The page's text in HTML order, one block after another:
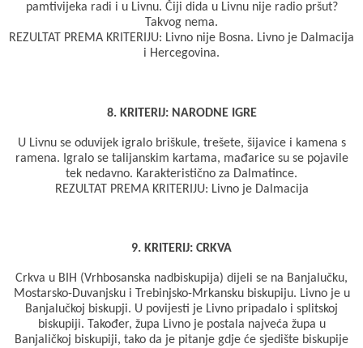
pamtivijeka radi i u Livnu. Čiji dida u Livnu nije radio pršut?
Takvog nema.
REZULTAT PREMA KRITERIJU: Livno nije Bosna. Livno je Dalmacija
i Hercegovina.
8. KRITERIJ: NARODNE IGRE
U Livnu se oduvijek igralo briškule, trešete, šijavice i kamena s
ramena. Igralo se talijanskim kartama, mađarice su se pojavile
tek nedavno. Karakteristično za Dalmatince.
REZULTAT PREMA KRITERIJU: Livno je Dalmacija
9. KRITERIJ: CRKVA
Crkva u BIH (Vrhbosanska nadbiskupija) dijeli se na Banjalučku,
Mostarsko-Duvanjsku i Trebinjsko-Mrkansku biskupiju. Livno je u
Banjalučkoj biskupji. U povijesti je Livno pripadalo i splitskoj
biskupiji. Također, župa Livno je postala najveća župa u
Banjaličkoj biskupiji, tako da je pitanje gdje će sjedište biskupije